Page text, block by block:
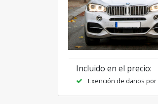
Incluido en el precio:
Exención de daños por